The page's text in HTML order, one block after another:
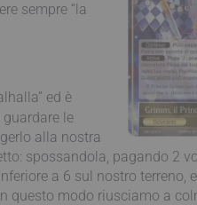
sempre “la
ed è
guardare le
alla nostra
spossandola, pagando 2
a 6 sul nostro terreno,
questo modo riusciamo a